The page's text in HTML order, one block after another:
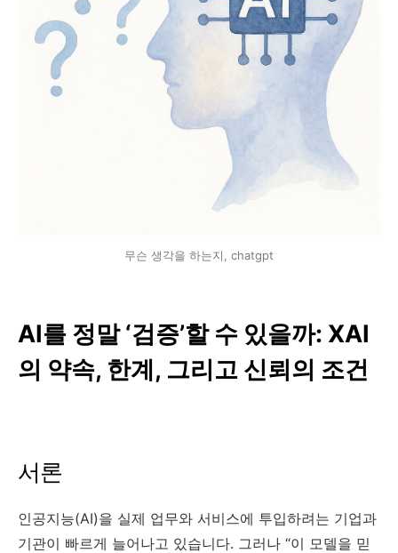
무슨 생각을 하는지, chatgpt
AI를 정말 ‘검증’할 수 있을까: XAI
의 약속, 한계, 그리고 신뢰의 조건
서론
인공지능(AI)을 실제 업무와 서비스에 투입하려는 기업과
기관이 빠르게 늘어나고 있습니다. 그러나 “이 모델을 믿